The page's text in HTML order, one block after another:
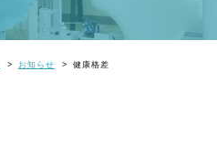
お知らせ 健康格差